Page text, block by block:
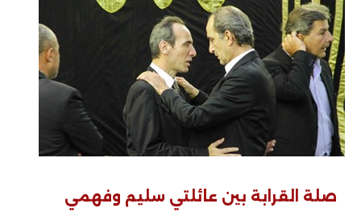
صلة القرابة بين عائلتي سليم وفهمي